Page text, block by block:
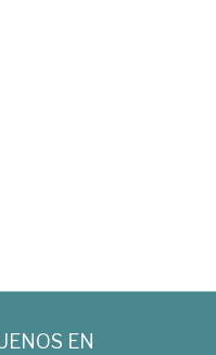
EN